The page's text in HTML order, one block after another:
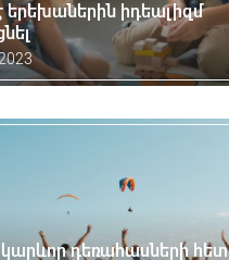
երեխաներին իդեալիզմ
կարևոր դեռահասների հետ